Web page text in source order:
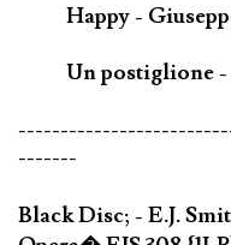
Happy -
Un postiglione
-------
Black Disc; - E.J.